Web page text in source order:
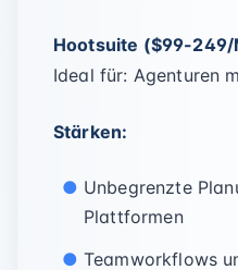
Hootsuite ($99-249/
Ideal für: Agenturen
Stärken:
Unbegrenzte
Plattformen
Teamworkflows